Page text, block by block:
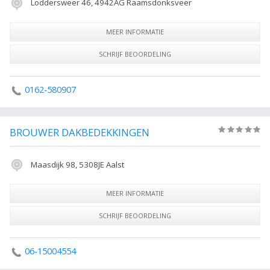
Loddersweer 46, 4942AG Raamsdonksveer
MEER INFORMATIE
SCHRIJF BEOORDELING
0162-580907
BROUWER DAKBEDEKKINGEN
Maasdijk 98, 5308JE Aalst
MEER INFORMATIE
SCHRIJF BEOORDELING
06-15004554